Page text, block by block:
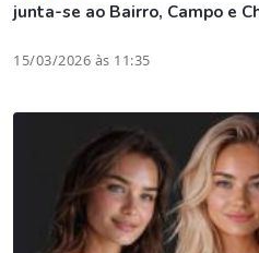
junta-se ao Bairro, Campo e
15/03/2026 às 11:35